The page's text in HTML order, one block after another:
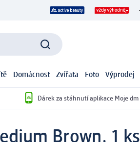
Domácnost Zvířata Foto Výprodej
Dárek za stáhnutí aplikace Moje dm
Brown, 1 ks